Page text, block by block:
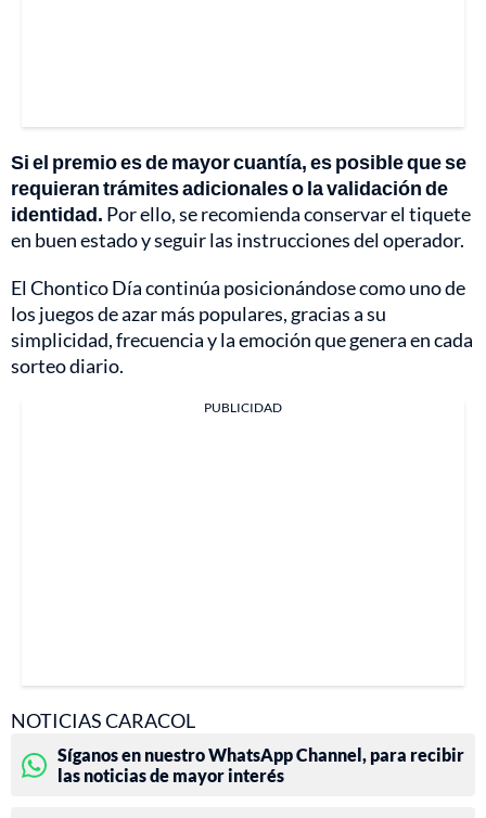
Si el premio es de mayor cuantía, es posible que se
requieran trámites adicionales o la validación de
identidad. Por ello, se recomienda conservar el tiquete
en buen estado y seguir las instrucciones del operador.
El Chontico Día continúa posicionándose como uno de
los juegos de azar más populares, gracias a su
simplicidad, frecuencia y la emoción que genera en cada
sorteo diario.
PUBLICIDAD
NOTICIAS CARACOL
Síganos en nuestro WhatsApp Channel, para recibir
las noticias de mayor interés